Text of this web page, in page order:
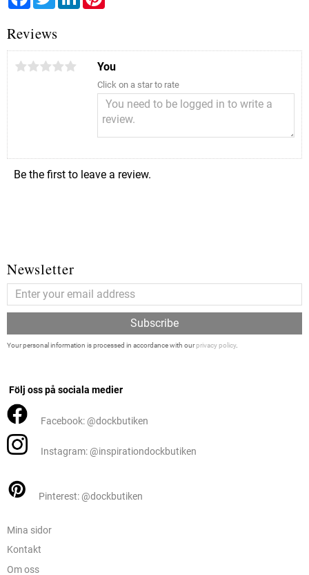
Reviews
You
Click on a star to rate
Be the first to leave a review.
Newsletter
Subscribe
Your personal information is processed in accordance with ourprivacy policy.
Följ oss på sociala medier
Facebook: @dockbutiken
Instagram: @inspirationdockbutiken
Pinterest: @dockbutiken
Mina sidor
Kontakt
Om oss